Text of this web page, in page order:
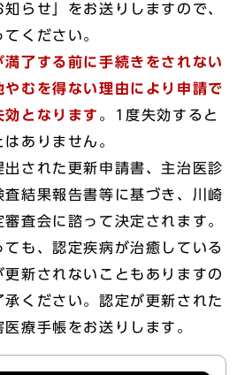
らせ」をお送りしますので、
ください。
了する前に手続きをされない
むを得ない理由により申請で
効となります 。1度失効すると
ありません。
された更新申請書、主治医診
査結果報告書等に基づき、川崎
査会に諮って決定されます。
も、認定疾病が治癒している
更新されないこともありますの
ください。認定が更新された
療手帳をお送りします。